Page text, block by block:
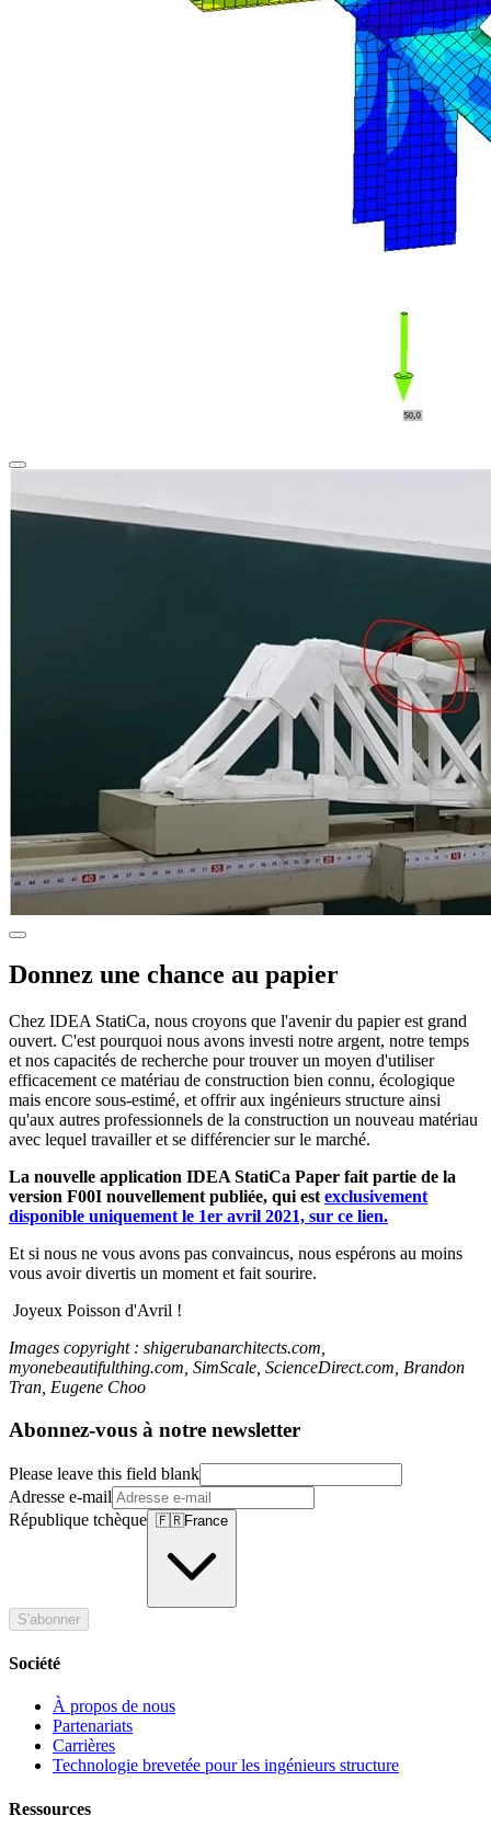
Donnez une chance au papier
Chez IDEA StatiCa, nous croyons que l'avenir du papier est grand
ouvert. C'est pourquoi nous avons investi notre argent, notre temps
et nos capacités de recherche pour trouver un moyen d'utiliser
efficacement ce matériau de construction bien connu, écologique
mais encore sous-estimé, et offrir aux ingénieurs structure ainsi
qu'aux autres professionnels de la construction un nouveau matériau
avec lequel travailler et se différencier sur le marché.
La nouvelle application IDEA StatiCa Paper fait partie de la
version F00I nouvellement publiée, qui est exclusivement
disponible uniquement le 1er avril 2021, sur ce lien.
Et si nous ne vous avons pas convaincus, nous espérons au moins
vous avoir divertis un moment et fait sourire.
Joyeux Poisson d'Avril !
Images copyright : shigerubanarchitects.com,
myonebeautifulthing.com, SimScale, ScienceDirect.com, Brandon
Tran, Eugene Choo
Abonnez-vous à notre newsletter
Please leave this field blank
Adresse e-mail
République tchèque 🇫🇷France
S'abonner
Société
À propos de nous
Partenariats
Carrières
Technologie brevetée pour les ingénieurs structure
Ressources